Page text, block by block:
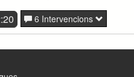
6 Intervencions